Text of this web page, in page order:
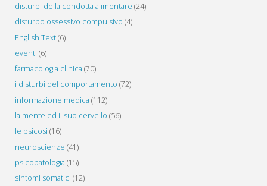
disturbi della condotta alimentare (24)
disturbo ossessivo compulsivo (4)
English Text(6)
eventi (6)
farmacologia clinica (70)
i disturbi del comportamento (72)
informazione medica (112)
la mente ed il suo cervello (56)
le psicosi (16)
neuroscienze (41)
psicopatologia (15)
sintomi somatici (12)